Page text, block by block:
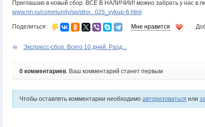
Приглашаю в новый сбор. ВСЕ В НАЛИЧИИ! можно забрать у нас в
www.nn.ru/community/sp/stroi...025_vykup-6.html
Поделиться: Мне нравится
Экспресс-сбор. Всего 10 дней. Разд...
0 комментариев. Ваш комментарий станет первым
Чтобы оставлять комментарии необходимо авторизоваться или